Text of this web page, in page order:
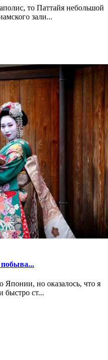
то Паттайя небольшой
зали...
Японии, но оказалось, что я
ст...